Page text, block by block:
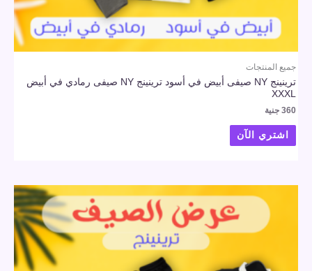
جميع المنتجات
ترينينج NY صيفى أبيض في أسود ترينينج NY صيفى رمادي في أبيض
XXXL
360 جنية
اشتري الآن